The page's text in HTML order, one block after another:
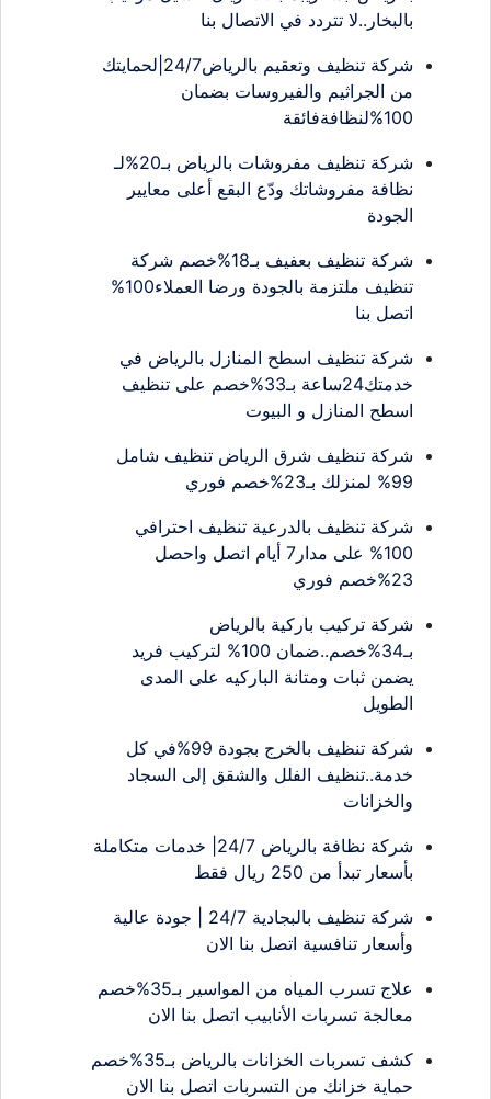
بالبخار..لا تتردد في الاتصال بنا
شركة تنظيف وتعقيم بالرياض24/7|لحمايتك
من الجراثيم والفيروسات بضمان
100%لنظافةفائقة
شركة تنظيف مفروشات بالرياض بـ20%لـ
نظافة مفروشاتك ودّع البقع أعلى معايير
الجودة
شركة تنظيف بعفيف بـ18%خصم شركة
تنظيف ملتزمة بالجودة ورضا العملاء100%
اتصل بنا
شركة تنظيف اسطح المنازل بالرياض في
خدمتك24ساعة بـ33%خصم على تنظيف
اسطح المنازل و البيوت
شركة تنظيف شرق الرياض تنظيف شامل
99% لمنزلك بـ23%خصم فوري
شركة تنظيف بالدرعية تنظيف احترافي
100% على مدار7 أيام اتصل واحصل
23%خصم فوري
شركة تركيب باركية بالرياض
بـ34%خصم..ضمان 100% لتركيب فريد
يضمن ثبات ومتانة الباركيه على المدى
الطويل
شركة تنظيف بالخرج بجودة 99%في كل
خدمة..تنظيف الفلل والشقق إلى السجاد
والخزانات
شركة نظافة بالرياض 24/7| خدمات متكاملة
بأسعار تبدأ من 250 ريال فقط
شركة تنظيف بالبجادية 24/7 | جودة عالية
وأسعار تنافسية اتصل بنا الان
علاج تسرب المياه من المواسير بـ35%خصم
معالجة تسربات الأنابيب اتصل بنا الان
كشف تسربات الخزانات بالرياض بـ35%خصم
حماية خزانك من التسربات اتصل بنا الان